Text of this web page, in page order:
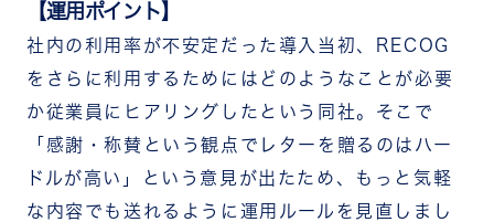
【運用ポイント】
社内の利用率が不安定だった導入当初、RECOG
をさらに利用するためにはどのようなことが必要
か従業員にヒアリングしたという同社。そこで
「感謝・称賛という観点でレターを贈るのはハー
ドルが高い」という意見が出たため、もっと気軽
な内容でも送れるように運用ルールを見直しまし